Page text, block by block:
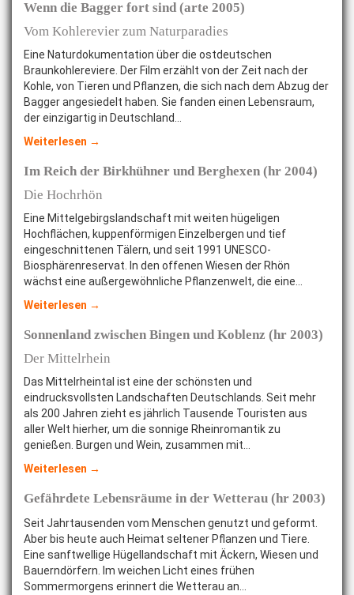
Wenn die Bagger fort sind (arte 2005)
Vom Kohlerevier zum Naturparadies
Eine Naturdokumentation über die ostdeutschen
Braunkohlereviere. Der Film erzählt von der Zeit nach der
Kohle, von Tieren und Pflanzen, die sich nach dem Abzug der
Bagger angesiedelt haben. Sie fanden einen Lebensraum,
der einzigartig in Deutschland…
Weiterlesen →
Im Reich der Birkhühner und Berghexen (hr 2004)
Die Hochrhön
Eine Mittelgebirgslandschaft mit weiten hügeligen
Hochflächen, kuppenförmigen Einzelbergen und tief
eingeschnittenen Tälern, und seit 1991 UNESCO-
Biosphärenreservat. In den offenen Wiesen der Rhön
wächst eine außergewöhnliche Pflanzenwelt, die eine…
Weiterlesen →
Sonnenland zwischen Bingen und Koblenz (hr 2003)
Der Mittelrhein
Das Mittelrheintal ist eine der schönsten und
eindrucksvollsten Landschaften Deutschlands. Seit mehr
als 200 Jahren zieht es jährlich Tausende Touristen aus
aller Welt hierher, um die sonnige Rheinromantik zu
genießen. Burgen und Wein, zusammen mit…
Weiterlesen →
Gefährdete Lebensräume in der Wetterau (hr 2003)
Seit Jahrtausenden vom Menschen genutzt und geformt.
Aber bis heute auch Heimat seltener Pflanzen und Tiere.
Eine sanftwellige Hügellandschaft mit Äckern, Wiesen und
Bauerndörfern. Im weichen Licht eines frühen
Sommermorgens erinnert die Wetterau an…